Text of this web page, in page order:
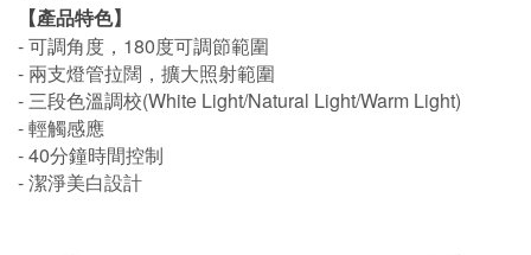
【產品特色】
- 可調角度， 180度可調節範圍
- 兩支燈管拉闊，擴大照射範圍
- 三段色溫調校(White Light/Natural Light/Warm Light)
- 輕觸感應
- 40分鐘時間控制
- 潔淨美白設計